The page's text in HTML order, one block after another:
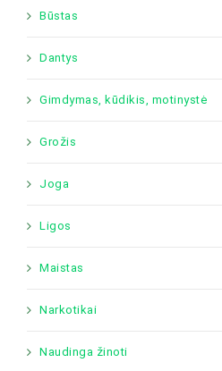
Būstas
Dantys
Gimdymas, kūdikis, motinystė
Grožis
Joga
Ligos
Maistas
Narkotikai
Naudinga žinoti